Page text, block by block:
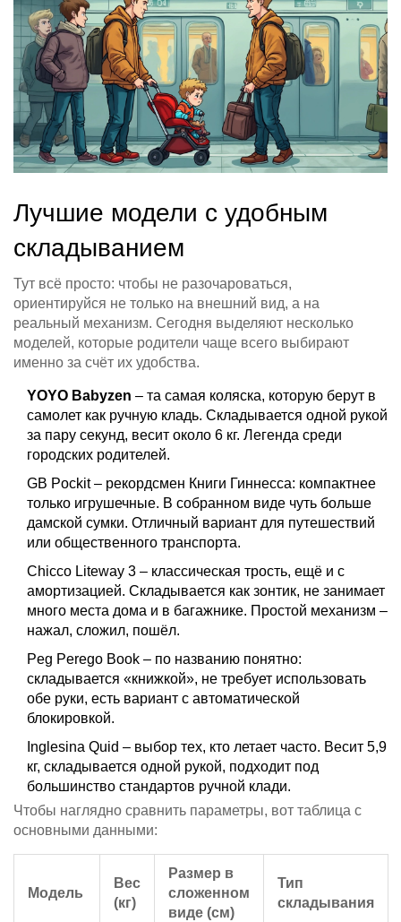
Лучшие модели с удобным
складыванием
Тут всё просто: чтобы не разочароваться,
ориентируйся не только на внешний вид, а на
реальный механизм. Сегодня выделяют несколько
моделей, которые родители чаще всего выбирают
именно за счёт их удобства.
YOYO Babyzen – та самая коляска, которую берут в
самолет как ручную кладь. Складывается одной рукой
за пару секунд, весит около 6 кг. Легенда среди
городских родителей.
GB Pockit – рекордсмен Книги Гиннесса: компактнее
только игрушечные. В собранном виде чуть больше
дамской сумки. Отличный вариант для путешествий
или общественного транспорта.
Chicco Liteway 3 – классическая трость, ещё и с
амортизацией. Складывается как зонтик, не занимает
много места дома и в багажнике. Простой механизм –
нажал, сложил, пошёл.
Peg Perego Book – по названию понятно:
складывается «книжкой», не требует использовать
обе руки, есть вариант с автоматической
блокировкой.
Inglesina Quid – выбор тех, кто летает часто. Весит 5,9
кг, складывается одной рукой, подходит под
большинство стандартов ручной клади.
Чтобы наглядно сравнить параметры, вот таблица с
основными данными:
Модель
Вес
(кг)
Размер в
сложенном
виде (см)
Тип
складывания